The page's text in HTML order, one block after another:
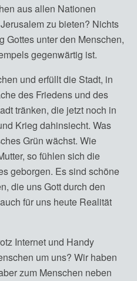
aus allen Nationen
zu bieten? Nichts
Gottes unter den Menschen,
gegenwärtig ist.
und erfüllt die Stadt, in
des Friedens und des
tränken, die jetzt noch in
Krieg dahinsiecht. Was
Grün wächst. Wie
so fühlen sich die
geborgen. Es sind schöne
die uns Gott durch den
für uns heute Realität
Internet und Handy
um uns? Wir haben
zum Menschen neben